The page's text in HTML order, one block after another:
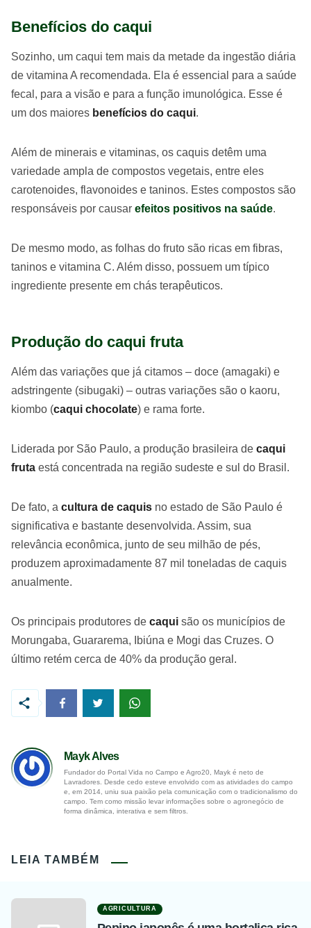
Benefícios do caqui
Sozinho, um caqui tem mais da metade da ingestão diária
de vitamina A recomendada. Ela é essencial para a saúde
fecal, para a visão e para a função imunológica. Esse é
um dos maiores benefícios do caqui.
Além de minerais e vitaminas, os caquis detêm uma
variedade ampla de compostos vegetais, entre eles
carotenoides, flavonoides e taninos. Estes compostos são
responsáveis por causar efeitos positivos na saúde.
De mesmo modo, as folhas do fruto são ricas em fibras,
taninos e vitamina C. Além disso, possuem um típico
ingrediente presente em chás terapêuticos.
Produção do caqui fruta
Além das variações que já citamos – doce (amagaki) e
adstringente (sibugaki) – outras variações são o kaoru,
kiombo (caqui chocolate) e rama forte.
Liderada por São Paulo, a produção brasileira de caqui
fruta está concentrada na região sudeste e sul do Brasil.
De fato, a cultura de caquis no estado de São Paulo é
significativa e bastante desenvolvida. Assim, sua
relevância econômica, junto de seu milhão de pés,
produzem aproximadamente 87 mil toneladas de caquis
anualmente.
Os principais produtores de caqui são os municípios de
Morungaba, Guararema, Ibiúna e Mogi das Cruzes. O
último retém cerca de 40% da produção geral.
Mayk Alves
Fundador do Portal Vida no Campo e Agro20, Mayk é neto de
Lavradores. Desde cedo esteve envolvido com as atividades do campo
e, em 2014, uniu sua paixão pela comunicação com o tradicionalismo do
campo. Tem como missão levar informações sobre o agronegócio de
forma dinâmica, interativa e sem filtros.
LEIA TAMBÉM
AGRICULTURA